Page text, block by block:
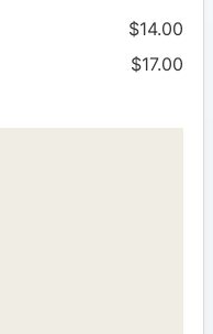
$14.00
$17.00